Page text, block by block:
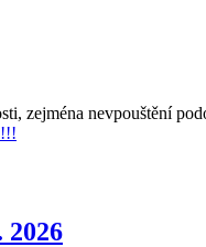
zejména nevpouštění
2026